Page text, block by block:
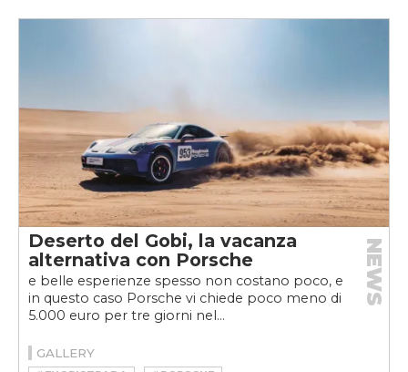
Deserto del Gobi, la vacanza
alternativa con Porsche
e belle esperienze spesso non costano poco, e
in questo caso Porsche vi chiede poco meno di
5.000 euro per tre giorni nel...
NEWS
GALLERY